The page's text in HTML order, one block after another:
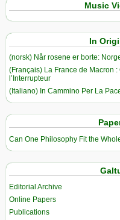
Music
In
(norsk) Når rosene er borte:
(Français) La France de Macron
l’Interrupteur
(Italiano) In Cammino Per La
Can One Philosophy Fit the
Editorial Archive
Online Papers
Publications